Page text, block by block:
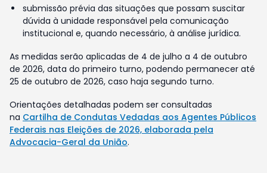
submissão prévia das situações que possam suscitar
dúvida à unidade responsável pela comunicação
institucional e, quando necessário, à análise jurídica.
As medidas serão aplicadas de 4 de julho a 4 de outubro
de 2026, data do primeiro turno, podendo permanecer até
25 de outubro de 2026, caso haja segundo turno.
Orientações detalhadas podem ser consultadas
na Cartilha de Condutas Vedadas aos Agentes Públicos
Federais nas Eleições de 2026, elaborada pela
Advocacia-Geral da União.